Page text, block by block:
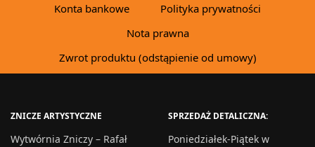
Konta bankowe
Polityka prywatności
Nota prawna
Zwrot produktu (odstąpienie od umowy)
ZNICZE ARTYSTYCZNE
Wytwórnia Zniczy – Rafał
SPRZEDAŻ DETALICZNA:
Poniedziałek-Piątek w